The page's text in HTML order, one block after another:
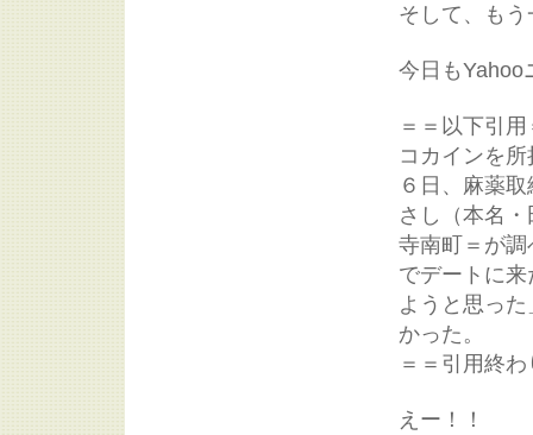
そして、も
今日もYahoo
＝＝以下引
コカインを
６日、麻薬
さし（本名
寺南町＝が
でデートに
ようと思っ
かった。
＝＝引用終
えー！！